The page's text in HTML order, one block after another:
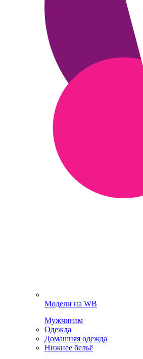
Модели на WB
Мужчинам
Одежда
Домашняя одежда
Нижнее бельё